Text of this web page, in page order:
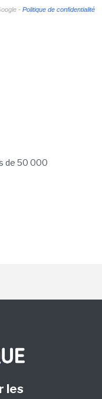
- Politique de confidentialité
de 50 000
les